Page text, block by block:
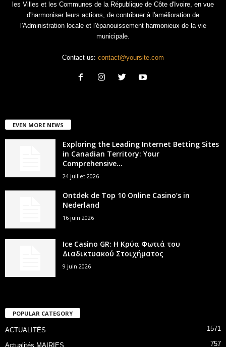
les Villes et les Communes de la République de Côte d'Ivoire, en vue
d'harmoniser leurs actions, de contribuer à l'amélioration de
l'Administration locale et l'épanouissement harmonieux de la vie
municipale.
Contact us: contact@yoursite.com
EVEN MORE NEWS
Exploring the Leading Internet Betting Sites
in Canadian Territory: Your
Comprehensive...
24 juillet 2026
Ontdek de Top 10 Online Casino’s in
Nederland
16 juin 2026
Ice Casino GR: Η Κρύα Φωτιά του
Διαδικτυακού Στοιχήματος
9 juin 2026
POPULAR CATEGORY
ACTUALITÉS 1571
Actualités MAIRIES 757